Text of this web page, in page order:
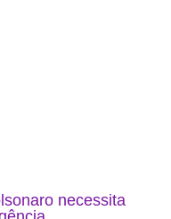
necessita